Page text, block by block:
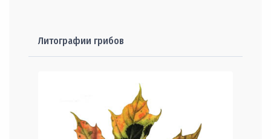
Литографии грибов